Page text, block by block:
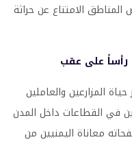
الامتناع عن حراثة
رأساً على عقب
المزارعين والعاملين
في القطاعات داخل المدن
معاناة اليمنيين من